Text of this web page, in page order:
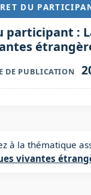
DU
participant :
DE PUBLICATION
à la thématique
vivantes